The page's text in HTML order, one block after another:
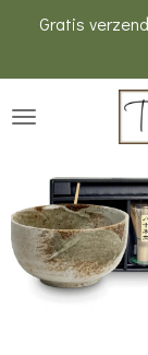
de
Gratis